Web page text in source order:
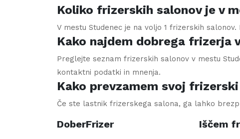
Koliko frizerskih salonov je v
V mestu Studenec je na voljo 1 frizerskih
Kako najdem dobrega frizerja
Preglejte seznam frizerskih salonov v mestu
kontaktni podatki in mnenja.
Kako prevzamem svoj
Če ste lastnik frizerskega salona, ga lahko
DoberFrizer Iščem